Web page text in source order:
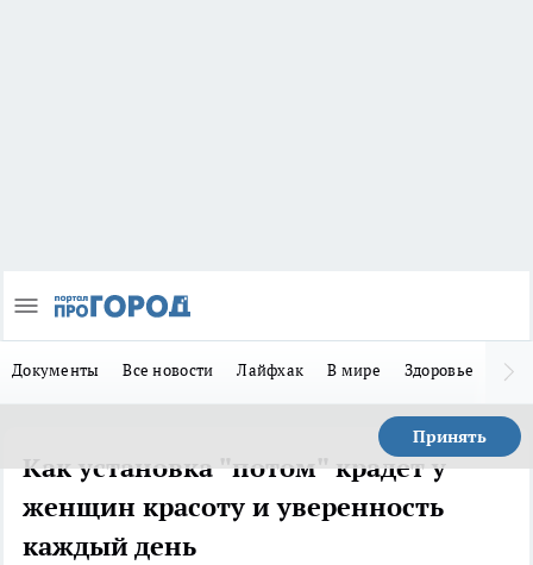
Документы Все новости Лайфхак В мире Здоровье
Принять
Как установка "потом" крадет у
женщин красоту и уверенность
каждый день